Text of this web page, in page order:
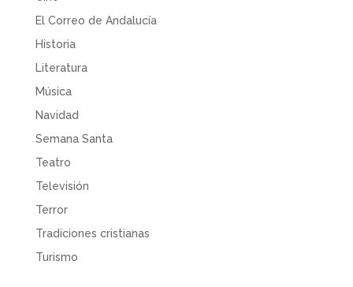
El Correo de Andalucía
Historia
Literatura
Música
Navidad
Semana Santa
Teatro
Televisión
Terror
Tradiciones cristianas
Turismo